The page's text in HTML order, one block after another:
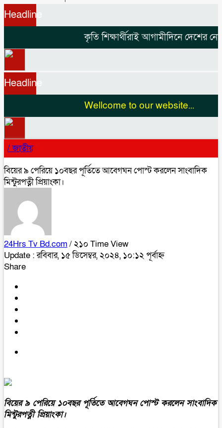
Headline
কৃতি শিক্ষার্থীরাই আগামীদিনে দেশের
Headline
Wellcome to our website...
/জাতীয়
বিয়ের ৯ পেরিয়ে ১০বছর পূর্তিতে আবেগঘন পোস্ট করলেন সাংবাদিক
মিন্টুরপত্নী প্রিয়াংকা।
24Hrs Tv Bd.com / ২১০ Time View
Update : রবিবার, ১৫ ডিসেম্বর, ২০২৪, ১০:১২ পূর্বাহ্ন
Share
বিয়ের ৯ পেরিয়ে ১০বছর পূর্তিতে আবেগঘন পোস্ট করলেন সাংবাদিক
মিন্টুরপত্নী প্রিয়াংকা।